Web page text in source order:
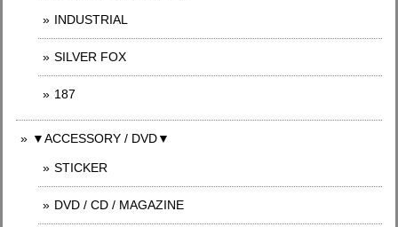
INDUSTRIAL
SILVER FOX
187
▼ACCESSORY / DVD▼
STICKER
DVD / CD / MAGAZINE